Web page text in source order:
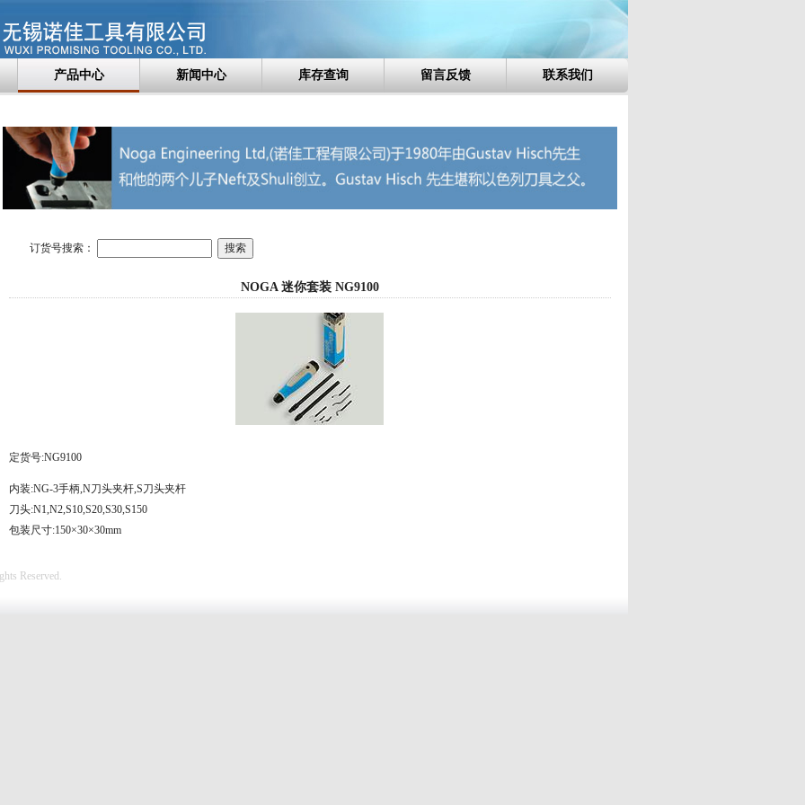
产品中心 新闻中心 库存查询 留言反馈 联系我们
订货号搜索：
NOGA 迷你套装 NG9100
定货号:NG9100
内装:NG-3手柄,N刀头夹杆,S刀头夹杆
刀头:N1,N2,S10,S20,S30,S150
包装尺寸:150×30×30mm
Reserved.